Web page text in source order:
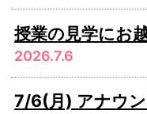
授業の見学にお
2026.7.6
7/6(月) アナウ